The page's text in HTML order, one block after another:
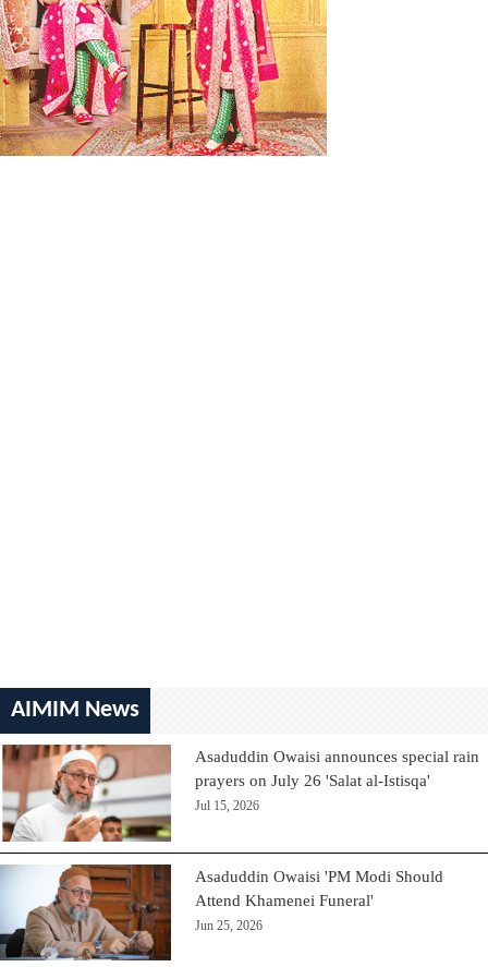
AIMIM News
Asaduddin Owaisi announces special rain
prayers on July 26 'Salat al-Istisqa'
Jul 15, 2026
Asaduddin Owaisi 'PM Modi Should
Attend Khamenei Funeral'
Jun 25, 2026